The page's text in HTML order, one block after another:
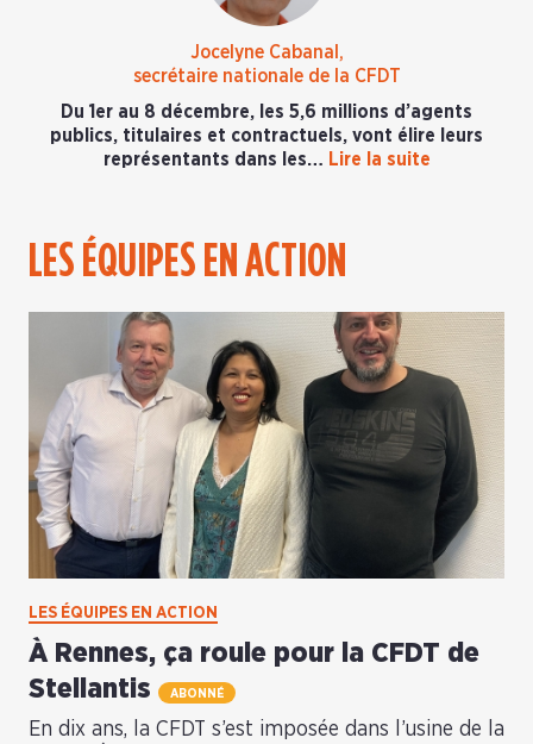
Jocelyne Cabanal,
secrétaire nationale de la CFDT
Du 1er au 8 décembre, les 5,6 millions d’agents
publics, titulaires et contractuels, vont élire leurs
représentants dans les… Lire la suite
LES ÉQUIPES EN ACTION
LES ÉQUIPES EN ACTION
À Rennes, ça roule pour la CFDT de
Stellantis
ABONNÉ
En dix ans, la CFDT s’est imposée dans l’usine de la